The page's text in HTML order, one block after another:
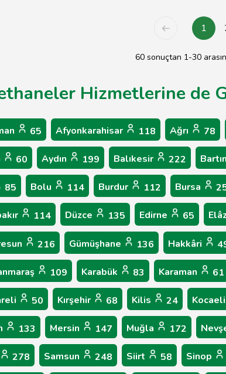
1
60 sonuçtan 1-30
Hizmetlerine de
65 Afyonkarahisar 118 Ağrı 78
60 Aydın 199 Balıkesir 222 Bartın
85 Bolu 114 Burdur 112 Bursa
114 Düzce 135 Edirne 65
216 Gümüşhane 136 Hakkâri
109 Karabük 83 Karaman 61
50 Kırşehir 68 Kilis 24 Kocaeli
133 Mersin 147 Muğla 172
278 Samsun 248 Siirt 58 Sinop